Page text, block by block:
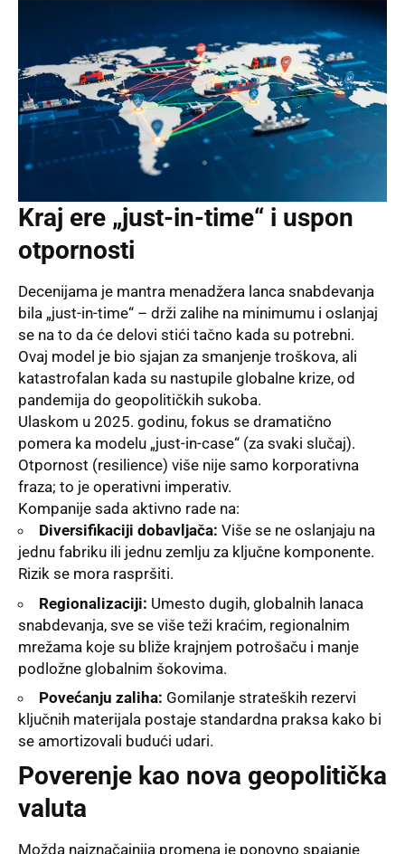
Kraj ere „just-in-time“ i uspon
otpornosti
Decenijama je mantra menadžera lanca snabdevanja
bila „just-in-time“ – drži zalihe na minimumu i oslanjaj
se na to da će delovi stići tačno kada su potrebni.
Ovaj model je bio sjajan za smanjenje troškova, ali
katastrofalan kada su nastupile globalne krize, od
pandemija do geopolitičkih sukoba.
Ulaskom u 2025. godinu, fokus se dramatično
pomera ka modelu „just-in-case“ (za svaki slučaj).
Otpornost (resilience) više nije samo korporativna
fraza; to je operativni imperativ.
Kompanije sada aktivno rade na:
Diversifikaciji dobavljača: Više se ne oslanjaju na
jednu fabriku ili jednu zemlju za ključne komponente.
Rizik se mora raspršiti.
Regionalizaciji: Umesto dugih, globalnih lanaca
snabdevanja, sve se više teži kraćim, regionalnim
mrežama koje su bliže krajnjem potrošaču i manje
podložne globalnim šokovima.
Povećanju zaliha: Gomilanje strateških rezervi
ključnih materijala postaje standardna praksa kako bi
se amortizovali budući udari.
Poverenje kao nova geopolitička
valuta
Možda najznačajnija promena je ponovno spajanje